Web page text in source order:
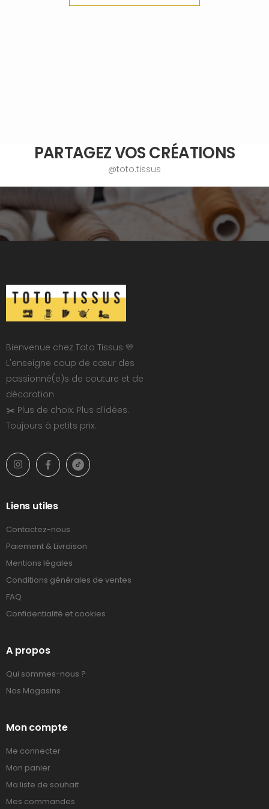
PARTAGEZ VOS CRÉATIONS
@toto.tissus
Bienvenue chez Toto Tissus 💛
L'enseigne coup de cœur des
passionné(e)s de couture et de
décoration
✂️ Plus de choix. Plus d'idées.
Toujours à petits prix.
Liens utiles
Contactez-nous
Paiement & Livraison
Mentions légales
Conditions générales de ventes
FAQ
Confidentialité et cookies
A propos
Qui sommes-nous ?
Nos Magasins
Mon compte
Me connecter
Mon panier
Ma liste de souhait
Mes commandes